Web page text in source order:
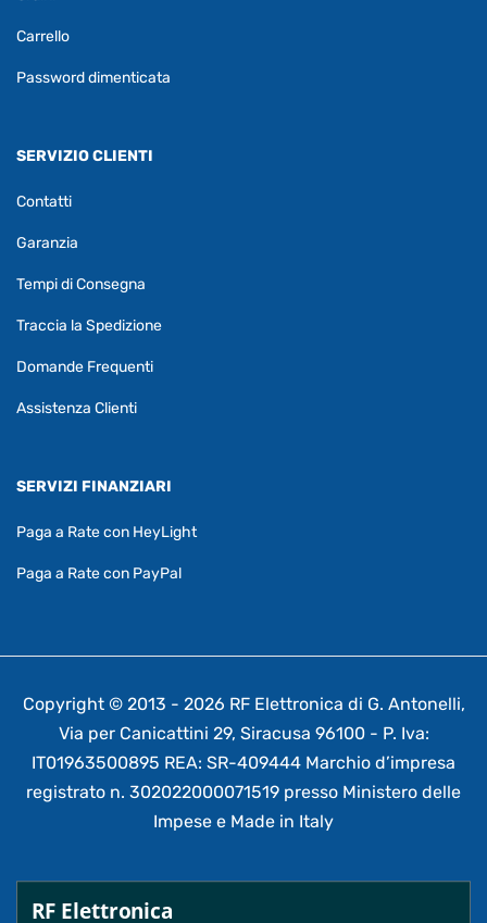
Carrello
Password dimenticata
SERVIZIO CLIENTI
Contatti
Garanzia
Tempi di Consegna
Traccia la Spedizione
Domande Frequenti
Assistenza Clienti
SERVIZI FINANZIARI
Paga a Rate con HeyLight
Paga a Rate con PayPal
Copyright © 2013 - 2026 RF Elettronica di G. Antonelli,
Via per Canicattini 29, Siracusa 96100 - P. Iva:
IT01963500895 REA: SR-409444 Marchio d’impresa
registrato n. 302022000071519 presso Ministero delle
Impese e Made in Italy
RF Elettronica